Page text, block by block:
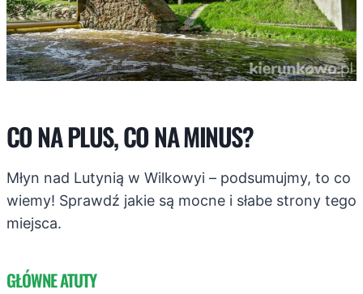
CO NA PLUS, CO NA MINUS?
Młyn nad Lutynią w Wilkowyi – podsumujmy, to co
wiemy! Sprawdź jakie są mocne i słabe strony tego
miejsca.
GŁÓWNE ATUTY